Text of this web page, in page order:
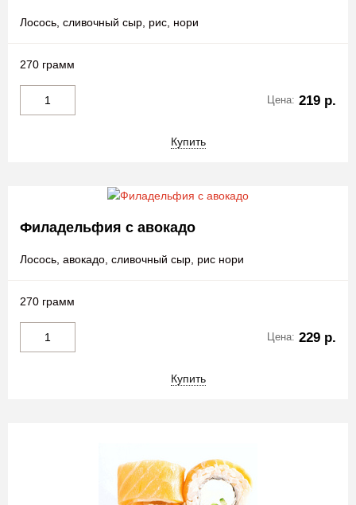
Лосось, сливочный сыр, рис, нори
270 грамм
Цена: 219 р.
Купить
Филадельфия с авокадо
Лосось, авокадо, сливочный сыр, рис нори
270 грамм
Цена: 229 р.
Купить